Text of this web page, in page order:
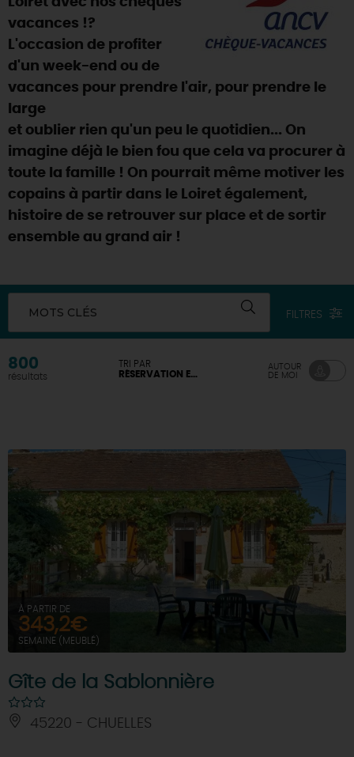
TOUTES LES ACTIVITÉS
et
une aire de pique-nique
Que rapporter du Loiret ?
La Route des
TOUT L'ART DE VIVRE
Des vacances auprès des animaux 🐎
(re)Découvrir les coulisses de la Faïencerie de
Expérimenterles parcours Baludik🕵️
Une saison de festivals 🎉
Rendez-vous de la nature en 2026
Des sorties en famille dans le Loiret !
Programme des animations "Loiret au fil de l'eau"
2026
CETTE SEMAINE
TOUT L'AGENDA
SE REPÉRER,SE DÉPLACER
INFOS & SERVICES
RÉSERVERMAINTENANT
vacances !?
L'occasion de profiter
d'un week-end ou de
vacances pour prendre l'air, pour prendre le
large
et oublier rien qu'un peu le quotidien... On
imagine déjà le bien fou que cela va procurer à
toute la famille ! On pourrait même motiver les
copains à partir dans le Loiret également,
histoire de se retrouver sur place et de sortir
ensemble au grand air !
MOTS CLÉS FILTRES
800
résultats
TRI PAR
RÉSERVATION EN LIGNE DISPONIBLE
AUTOUR
DE MOI
À PARTIR DE
343,2€
SEMAINE (MEUBLÉ)
Gîte de la Sablonnière
45220 - CHUELLES